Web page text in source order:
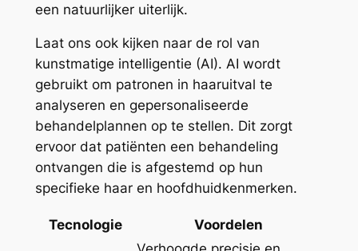
een natuurlijker uiterlijk.
Laat ons ook kijken naar de rol van
kunstmatige intelligentie (AI). AI wordt
gebruikt om patronen in haaruitval te
analyseren en gepersonaliseerde
behandelplannen op te stellen. Dit zorgt
ervoor dat patiënten een behandeling
ontvangen die is afgestemd op hun
specifieke haar en hoofdhuidkenmerken.
Tecnologie Voordelen